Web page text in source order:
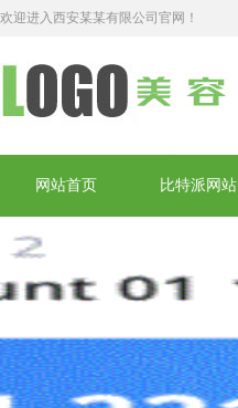
欢迎进入西安某某有限公司官网！
网站首页 比特派网站